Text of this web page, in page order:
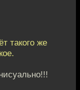
такого же